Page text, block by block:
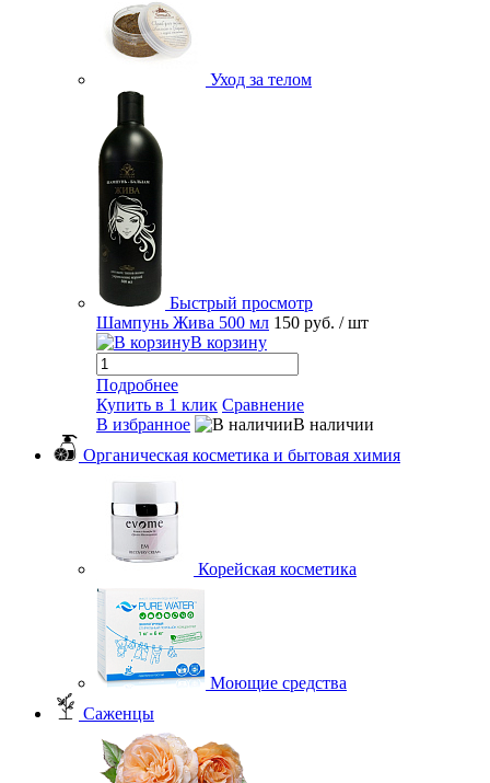
Уход за телом
Быстрый просмотр
Шампунь Жива 500 мл 150 руб. / шт
В корзину
Подробнее
Купить в 1 клик Сравнение
В избранное
В наличии
Органическая косметика и бытовая химия
Корейская косметика
Моющие средства
Саженцы